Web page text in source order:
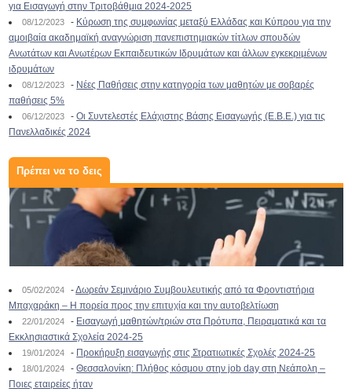
για Εισαγωγή στην Τριτοβάθμια 2024-2025
08/12/2023 - Κύρωση της συμφωνίας μεταξύ Ελλάδας και Κύπρου για την
αμοιβαία ακαδημαϊκή αναγνώριση πανεπιστημιακών τίτλων σπουδών
Ανωτάτων και Ανωτέρων Εκπαιδευτικών Ιδρυμάτων και άλλων εγκεκριμένων
ιδρυμάτων
08/12/2023 - Νέες Παθήσεις στην κατηγορία των μαθητών με σοβαρές
παθήσεις 5%
06/12/2023 -Οι Συντελεστές Ελάχιστης Βάσης Εισαγωγής (Ε.Β.Ε.) για τις
Πανελλαδικές 2024
Πρέπει να το δεις
05/02/2024 -Δωρεάν Σεμινάριο Συμβουλευτικής από τα Φροντιστήρια
Μπαχαράκη – Η πορεία προς την επιτυχία και την αυτοβελτίωση
22/01/2024 - Εισαγωγή μαθητών/τριών στα Πρότυπα, Πειραματικά και τα
Εκκλησιαστικά Σχολεία 2024-25
19/01/2024 - Προκήρυξη εισαγωγής στις Στρατιωτικές Σχολές 2024-25
18/01/2024 -Θεσσαλονίκη: Πλήθος κόσμου στην job day στη Νεάπολη –
Ποιες εταιρείες ήταν